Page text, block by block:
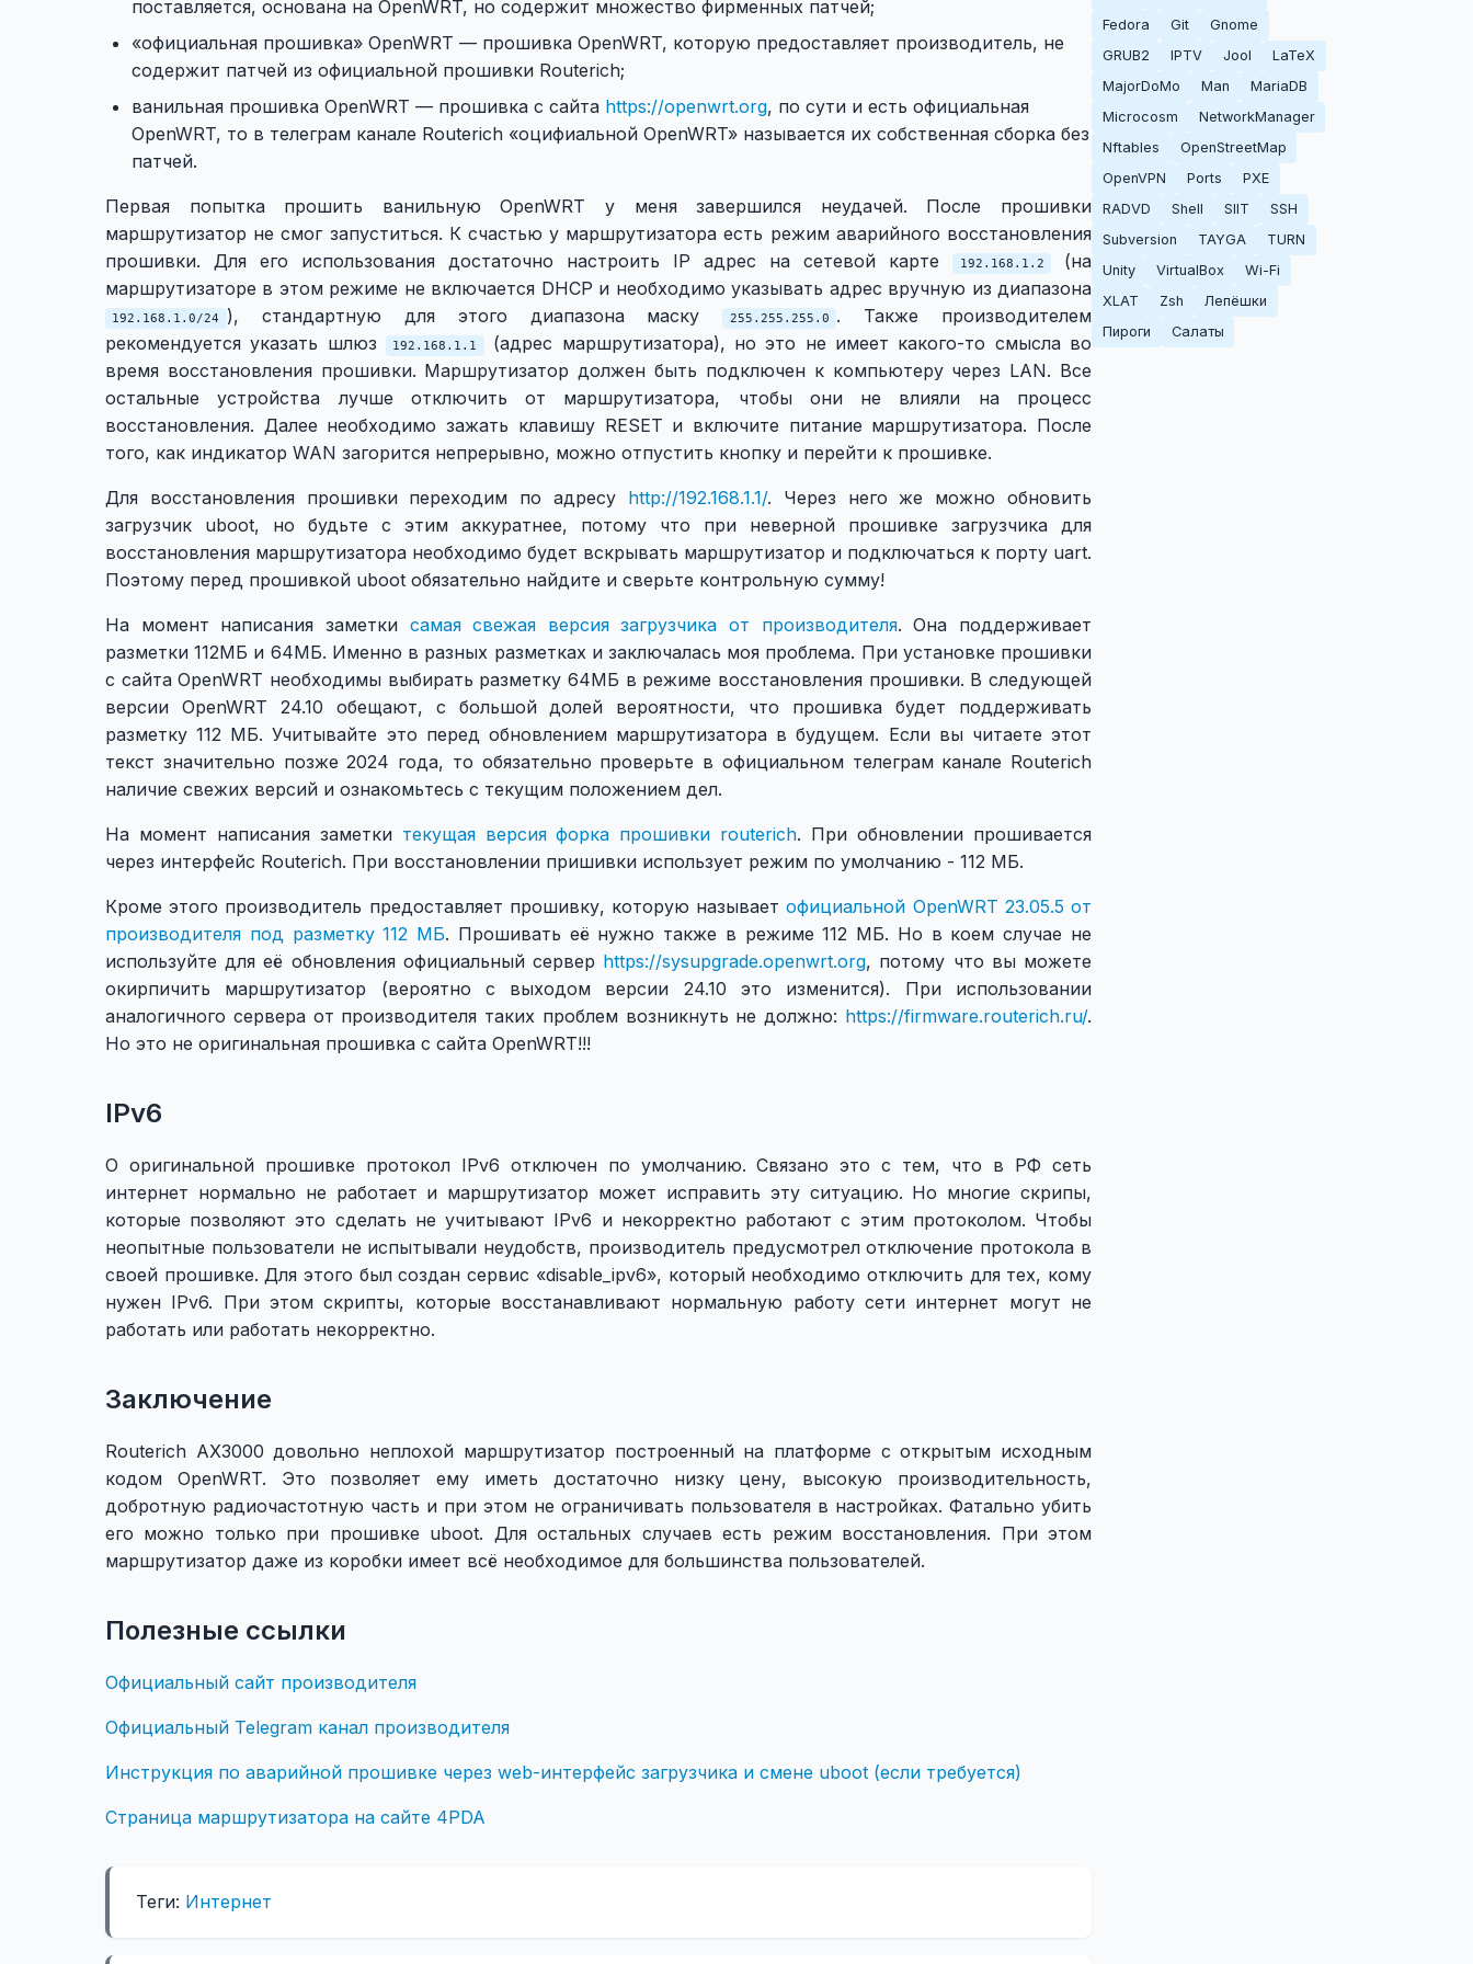
поставляется, основана на OpenWRT, но содержит множество фирменных патчей;
«официальная прошивка» OpenWRT — прошивка OpenWRT, которую предоставляет производитель, не
содержит патчей из официальной прошивки Routerich;
ванильная прошивка OpenWRT — прошивка с сайта https://openwrt.org, по сути и есть официальная
OpenWRT, то в телеграм канале Routerich «оцифиальной OpenWRT» называется их собственная сборка без
патчей.
Первая попытка прошить ванильную OpenWRT у меня завершился неудачей. После прошивки
маршрутизатор не смог запуститься. К счастью у маршрутизатора есть режим аварийного восстановления
прошивки. Для его использования достаточно настроить IP адрес на сетевой карте 192.168.1.2 (на
маршрутизаторе в этом режиме не включается DHCP и необходимо указывать адрес вручную из диапазона
192.168.1.0/24 ), стандартную для этого диапазона маску 255.255.255.0 . Также производителем
рекомендуется указать шлюз 192.168.1.1 (адрес маршрутизатора), но это не имеет какого-то смысла во
время восстановления прошивки. Маршрутизатор должен быть подключен к компьютеру через LAN. Все
остальные устройства лучше отключить от маршрутизатора, чтобы они не влияли на процесс
восстановления. Далее необходимо зажать клавишу RESET и включите питание маршрутизатора. После
того, как индикатор WAN загорится непрерывно, можно отпустить кнопку и перейти к прошивке.
Для восстановления прошивки переходим по адресу http://192.168.1.1/. Через него же можно обновить
загрузчик uboot, но будьте с этим аккуратнее, потому что при неверной прошивке загрузчика для
восстановления маршрутизатора необходимо будет вскрывать маршрутизатор и подключаться к порту uart.
Поэтому перед прошивкой uboot обязательно найдите и сверьте контрольную сумму!
На момент написания заметки самая свежая версия загрузчика от производителя. Она поддерживает
разметки 112МБ и 64МБ. Именно в разных разметках и заключалась моя проблема. При установке прошивки
с сайта OpenWRT необходимы выбирать разметку 64МБ в режиме восстановления прошивки. В следующей
версии OpenWRT 24.10 обещают, с большой долей вероятности, что прошивка будет поддерживать
разметку 112 МБ. Учитывайте это перед обновлением маршрутизатора в будущем. Если вы читаете этот
текст значительно позже 2024 года, то обязательно проверьте в официальном телеграм канале Routerich
наличие свежих версий и ознакомьтесь с текущим положением дел.
На момент написания заметки текущая версия форка прошивки routerich. При обновлении прошивается
через интерфейс Routerich. При восстановлении пришивки использует режим по умолчанию - 112 МБ.
Кроме этого производитель предоставляет прошивку, которую называетофициальной OpenWRT 23.05.5 от
производителя под разметку 112 МБ. Прошивать её нужно также в режиме 112 МБ. Но в коем случае не
используйте для её обновления официальный сервер https://sysupgrade.openwrt.org, потому что вы можете
окирпичить маршрутизатор (вероятно с выходом версии 24.10 это изменится). При использовании
аналогичного сервера от производителя таких проблем возникнуть не должно: https://firmware.routerich.ru/.
Но это не оригинальная прошивка с сайта OpenWRT!!!
IPv6
О оригинальной прошивке протокол IPv6 отключен по умолчанию. Связано это с тем, что в РФ сеть
интернет нормально не работает и маршрутизатор может исправить эту ситуацию. Но многие скрипы,
которые позволяют это сделать не учитывают IPv6 и некорректно работают с этим протоколом. Чтобы
неопытные пользователи не испытывали неудобств, производитель предусмотрел отключение протокола в
своей прошивке. Для этого был создан сервис «disable_ipv6», который необходимо отключить для тех, кому
нужен IPv6. При этом скрипты, которые восстанавливают нормальную работу сети интернет могут не
работать или работать некорректно.
Заключение
Routerich AX3000 довольно неплохой маршрутизатор построенный на платформе с открытым исходным
кодом OpenWRT. Это позволяет ему иметь достаточно низку цену, высокую производительность,
добротную радиочастотную часть и при этом не ограничивать пользователя в настройках. Фатально убить
его можно только при прошивке uboot. Для остальных случаев есть режим восстановления. При этом
маршрутизатор даже из коробки имеет всё необходимое для большинства пользователей.
Полезные ссылки
Официальный сайт производителя
Официальный Telegram канал производителя
Инструкция по аварийной прошивке через web-интерфейс загрузчика и смене uboot (если требуется)
Страница маршрутизатора на сайте 4PDA
Теги: Интернет
Fedora
Git
Gnome
GRUB2
IPTV Jool
LaTeX
MajorDoMo
Man
MariaDB
Microcosm
NetworkManager
Nftables
OpenStreetMap
OpenVPN
Ports
PXE
RADVD
Shell SIIT
SSH
Subversion
TAYGA
TURN
Unity
VirtualBox
Wi-Fi
XLAT
Zsh
Лепёшки
Пироги
Салаты